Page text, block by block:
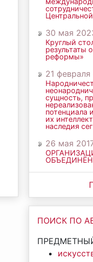
30 мая
Круглый
результаты
реформы»
21 февраля
сущность,
потенциала
их
наследия
26 мая
ПОИСК ПО